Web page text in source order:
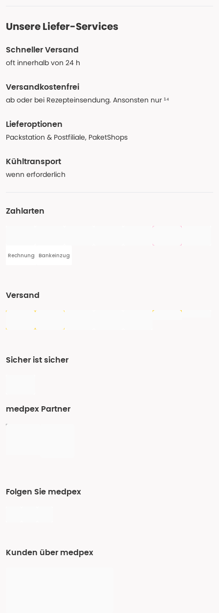
Unsere Liefer-Services
Schneller Versand
oft innerhalb von 24 h
Versandkostenfrei
ab oder bei Rezepteinsendung. Ansonsten nur ¹⁴
Lieferoptionen
Packstation & Postfiliale, PaketShops
Kühltransport
wenn erforderlich
Zahlarten
Rechnung Bankeinzug
Versand
Sicher ist sicher
medpex Partner
Folgen Sie medpex
Kunden über medpex